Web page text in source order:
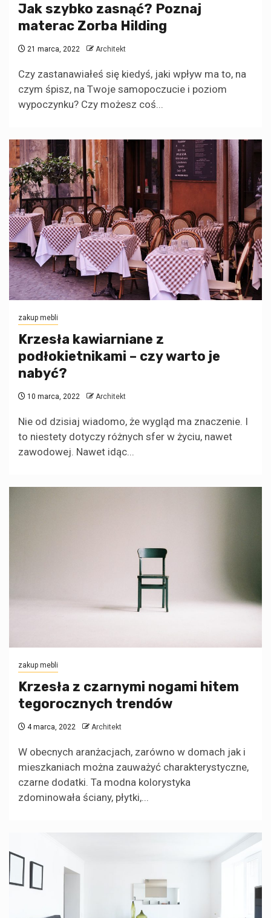
Jak szybko zasnąć? Poznaj
materac Zorba Hilding
21 marca, 2022 Architekt
Czy zastanawiałeś się kiedyś, jaki wpływ ma to, na
czym śpisz, na Twoje samopoczucie i poziom
wypoczynku? Czy możesz coś...
zakup mebli
Krzesła kawiarniane z
podłokietnikami – czy warto je
nabyć?
10 marca, 2022 Architekt
Nie od dzisiaj wiadomo, że wygląd ma znaczenie. I
to niestety dotyczy różnych sfer w życiu, nawet
zawodowej. Nawet idąc...
zakup mebli
Krzesła z czarnymi nogami hitem
tegorocznych trendów
4 marca, 2022 Architekt
W obecnych aranżacjach, zarówno w domach jak i
mieszkaniach można zauważyć charakterystyczne,
czarne dodatki. Ta modna kolorystyka
zdominowała ściany, płytki,...